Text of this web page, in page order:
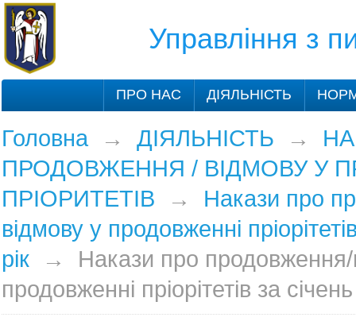
Управління з
ПРО НАС ДІЯЛЬНІСТЬ
Головна→ ДІЯЛЬНІСТЬ →
ПРОДОВЖЕННЯ / ВІДМОВУ У
ПРІОРИТЕТІВ → Накази про
відмову у продовженні
рік→ Накази про продовження/
продовженні пріорітетів за